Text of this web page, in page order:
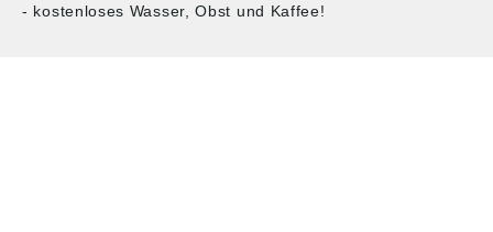
- kostenloses Wasser, Obst und Kaffee!